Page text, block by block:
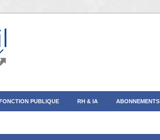
PUBLIQUE RH & IA ABONNEMENTS